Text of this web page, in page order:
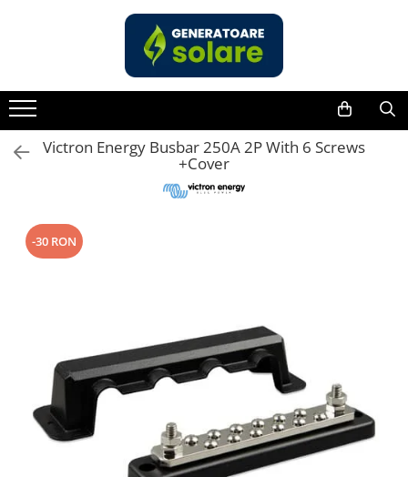
Acasa
Statii de Alimentare Portabile
Cauta dupa capacitate
Intre 2000-3000W
Peste 3000W
Pecron
Vezi toate statiile
Accesorii Statii de Alimentare
Kituri Generatoare Solare
Victron Energy Busbar 250A 2P With 6 Screws
+Cover
-30 RON